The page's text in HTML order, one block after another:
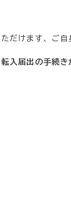
だけます、ご自
入届出の手続き